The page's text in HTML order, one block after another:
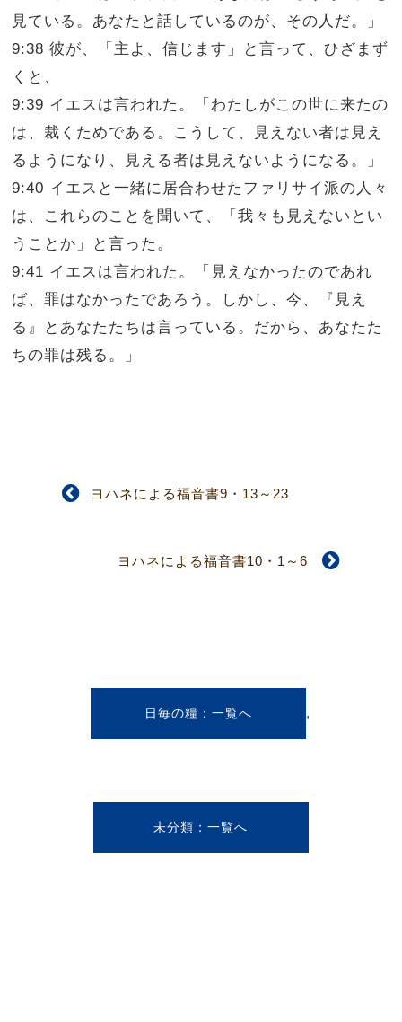
見ている。あなたと話しているのが、その人だ。」
9:38 彼が、「主よ、信じます」と言って、ひざまず
くと、
9:39 イエスは言われた。「わたしがこの世に来たの
は、裁くためである。こうして、見えない者は見え
るようになり、見える者は見えないようになる。」
9:40 イエスと一緒に居合わせたファリサイ派の人々
は、これらのことを聞いて、「我々も見えないとい
うことか」と言った。
9:41 イエスは言われた。「見えなかったのであれ
ば、罪はなかったであろう。しかし、今、『見え
る』とあなたたちは言っている。だから、あなたた
ちの罪は残る。」
ヨハネによる福音書9・13～23
ヨハネによる福音書10・1～6
日毎の糧 ,
未分類